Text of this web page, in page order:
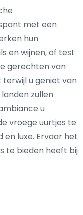
met een
hun
en wijnen, of test
gerechten van
terwijl u geniet van
zullen
u
vroege uurtjes te
en luxe. Ervaar het
te bieden heeft bij